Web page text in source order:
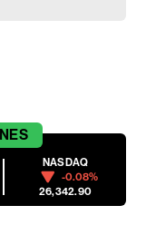
NASDAQ
-0.08%
26,342.90